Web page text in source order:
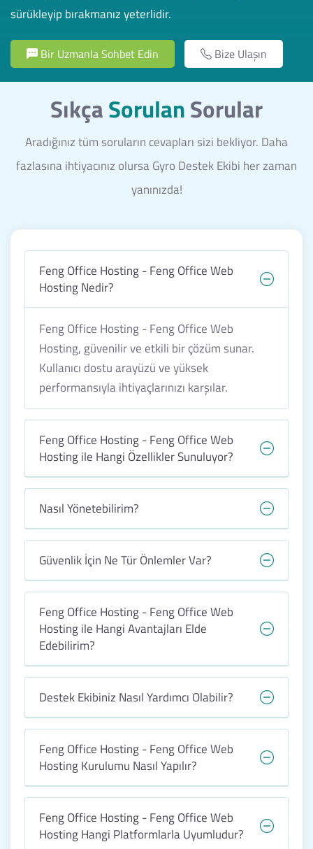
sürükleyip bırakmanız yeterlidir.
Bir Uzmanla Sohbet Edin Bize Ulaşın
SıkçaSorulanSorular
Aradığınız tüm soruların cevapları sizi bekliyor. Daha
fazlasına ihtiyacınız olursa Gyro Destek Ekibi her zaman
yanınızda!
Feng Office Hosting - Feng Office Web
Hosting Nedir?
Feng Office Hosting - Feng Office Web
Hosting, güvenilir ve etkili bir çözüm sunar.
Kullanıcı dostu arayüzü ve yüksek
performansıyla ihtiyaçlarınızı karşılar.
Feng Office Hosting - Feng Office Web
Hosting ile Hangi Özellikler Sunuluyor?
Nasıl Yönetebilirim?
Güvenlik İçin Ne Tür Önlemler Var?
Feng Office Hosting - Feng Office Web
Hosting ile Hangi Avantajları Elde
Edebilirim?
Destek Ekibiniz Nasıl Yardımcı Olabilir?
Feng Office Hosting - Feng Office Web
Hosting Kurulumu Nasıl Yapılır?
Feng Office Hosting - Feng Office Web
Hosting Hangi Platformlarla Uyumludur?